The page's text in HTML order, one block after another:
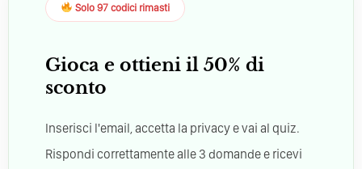
Solo 97 codici rimasti
Gioca e ottieni il 50% di
sconto
Inserisci l'email, accetta la privacy e vai al quiz.
Rispondi correttamente alle 3 domande e ricevi